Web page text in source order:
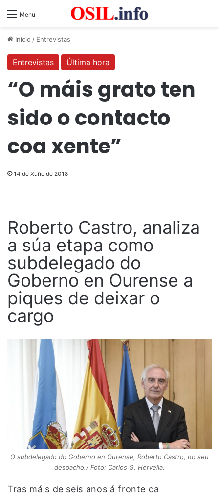
Menu
Inicio / Entrevistas
Entrevistas Última hora
“O máis grato ten
sido o contacto
coa xente”
14 de Xuño de 2018
Roberto Castro, analiza
a súa etapa como
subdelegado do
Goberno en Ourense a
piques de deixar o
cargo
O subdelegado do Goberno en Ourense, Roberto Castro, no seu
despacho./ Foto: Carlos G. Hervella.
Tras máis de seis anos á fronte da